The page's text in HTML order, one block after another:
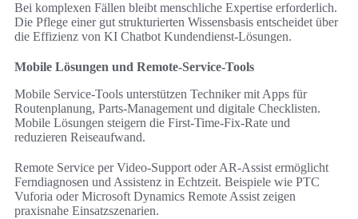
Bei komplexen Fällen bleibt menschliche Expertise erforderlich.
Die Pflege einer gut strukturierten Wissensbasis entscheidet über
die Effizienz von KI Chatbot Kundendienst-Lösungen.
Mobile Lösungen und Remote-Service-Tools
Mobile Service-Tools unterstützen Techniker mit Apps für
Routenplanung, Parts-Management und digitale Checklisten.
Mobile Lösungen steigern die First-Time-Fix-Rate und
reduzieren Reiseaufwand.
Remote Service per Video-Support oder AR-Assist ermöglicht
Ferndiagnosen und Assistenz in Echtzeit. Beispiele wie PTC
Vuforia oder Microsoft Dynamics Remote Assist zeigen
praxisnahe Einsatzszenarien.